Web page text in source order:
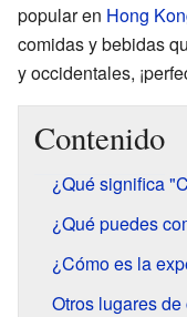
popular en Hong
comidas y bebidas
y occidentales,
Contenido
¿Qué significa
¿Qué puedes
¿Cómo es la
Otros lugares